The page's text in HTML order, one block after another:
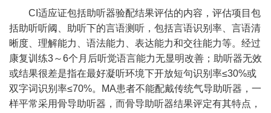
CI适应证包括助听器验配结果评估的内容，评估项目包
括助听听阈、助听下的言语测听，包括言语识别率、言语清
晰度、理解能力、语法能力、表达能力和交往能力等。经过
康复训练3～6个月后听觉语言能力无显明改善；助听器无效
或结果很差是指在最好凝听环境下开放短句识别率≤30%或
双字词识别率≤70%。MA患者不能配戴传统气导助听器，一
样平常采用骨导助听器，而骨导助听器结果评定有其特点，